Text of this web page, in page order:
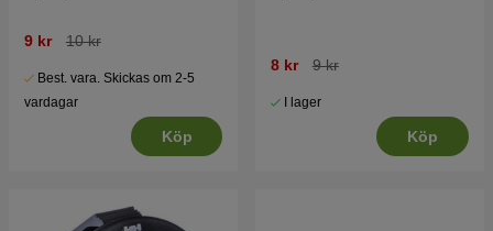
9 kr 10 kr
Best. vara. Skickas om 2-5
vardagar
Köp
8 kr 9 kr
I lager
Köp